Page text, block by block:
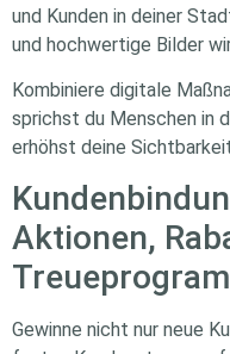
und Kunden in deiner
und hochwertige Bilder
Kombiniere digitale
sprichst du Menschen in
erhöhst deine
Aktionen,
Gewinne nicht nur neue